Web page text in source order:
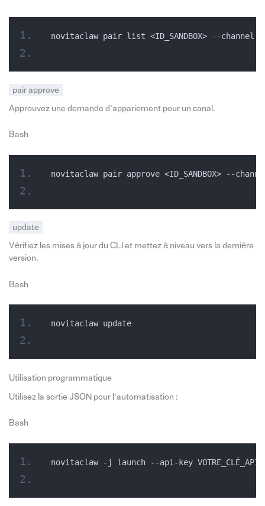
novitaclaw pair list <ID_SANDBOX> --channel
pair approve
Approuvez une demande d’appariement pour un canal.
Bash
novitaclaw pair approve <ID_SANDBOX> --channel
update
Vérifiez les mises à jour du CLI et mettez à niveau vers la dernière
version.
Bash
novitaclaw update
Utilisation programmatique
Utilisez la sortie JSON pour l’automatisation :
Bash
novitaclaw -j launch --api-key VOTRE_CLÉ_API